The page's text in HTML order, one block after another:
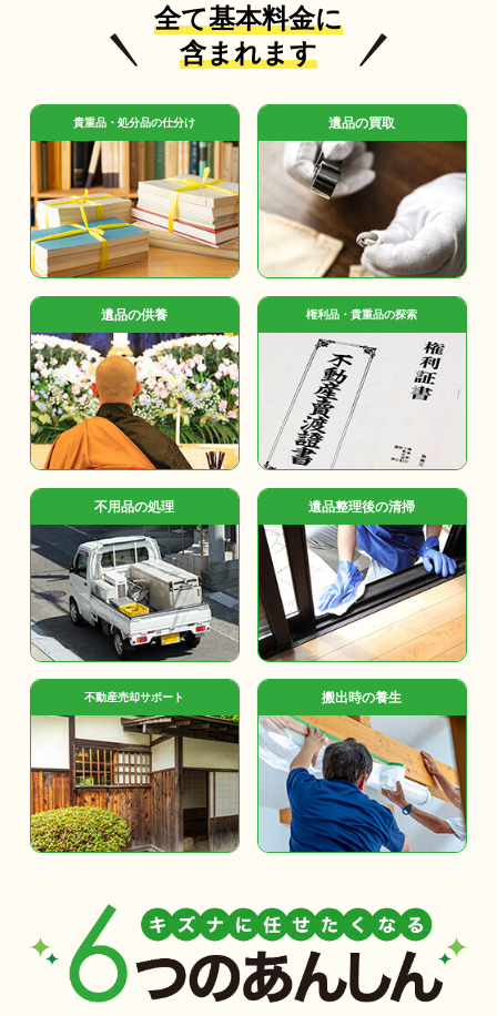
全て基本料金に
含まれます
貴重品・処分品の仕分け 遺品の買取
遺品の供養 権利品・貴重品の探索
不用品の処理 遺品整理後の清掃
不動産売却サポート 搬出時の養生